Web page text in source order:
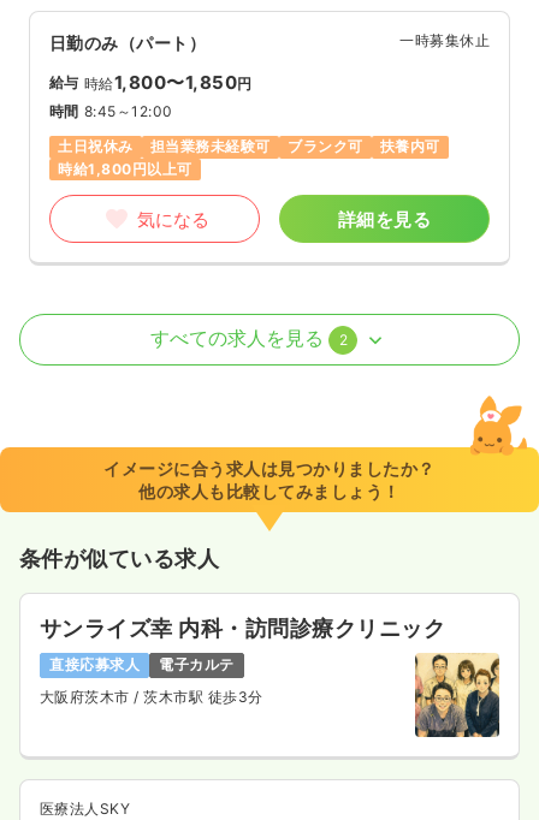
日勤のみ（パート） 一時募集休止
給与 時給1,800〜1,850円
時間 8:45～12:00
土日祝休み
担当業務未経験可 ブランク可
扶養内可
時給1,800円以上可
気になる 詳細を見る
オペ室(手術室)正・准看護師
8:45～12:00
担当業務未経験可 ブランク可
扶養内可
時給1,800円以上可
気になる
日勤のみ（常勤） 一時募集休止
給与 28.0万円/月 賞与2ヶ月
すべての求人を見る 2
イメージに合う求人は見つかりましたか？
他の求人も比較してみましょう！
条件が似ている求人
サンライズ幸 内科・訪問診療クリニック
直接応募求人
電子カルテ
大阪府茨木市 / 茨木市駅 徒歩3分
医療法人SKY